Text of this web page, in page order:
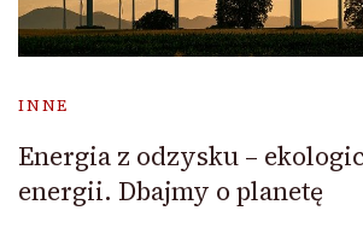
INNE
Energia z odzysku –
energii. Dbajmy o planetę